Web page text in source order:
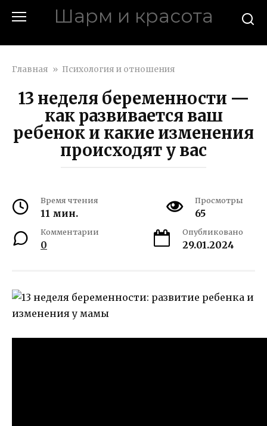
Шарм и красота
Главная » Психология и отношения
13 неделя беременности —
как развивается ваш
ребенок и какие изменения
происходят у вас
Время чтения
11 мин.
Просмотры
65
Комментарии
0
Опубликовано
29.01.2024